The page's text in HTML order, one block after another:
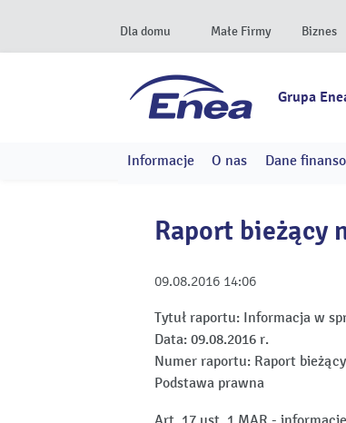
Dla domu Małe Firmy Biznes
Grupa
Informacje O nas Dane
Raport bieżący
09.08.2016 14:06
Tytuł raportu: Informacja w
Data: 09.08.2016 r.
Numer raportu: Raport
Podstawa prawna